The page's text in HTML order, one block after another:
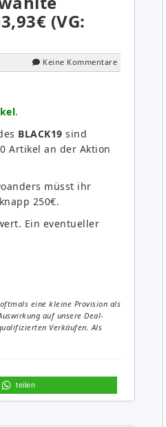
(VG:
Keine Kommentare
.
BLACK19 sind
Artikel an der Aktion
müsst ihr
250€.
Ein eventueller
eine kleine Provision als
auf unsere Deal-
Verkäufen. Als
teilen